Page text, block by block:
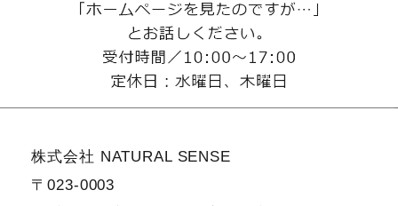
株式会社 NATURAL SENSE
〒023-0003